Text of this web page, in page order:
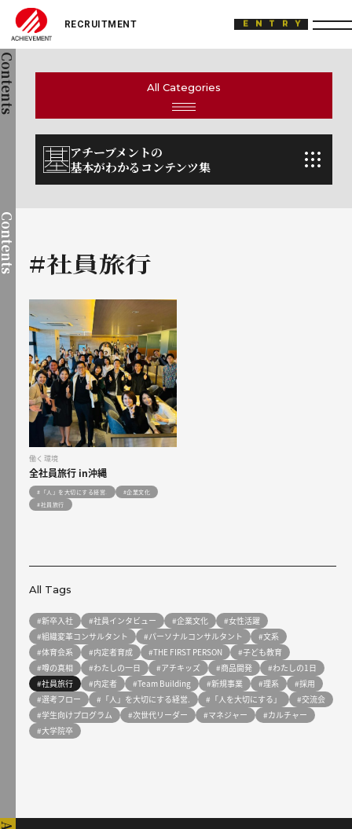
ACHIEVEMENT
All Categories
アチーブメントの
基本がわかるコンテンツ集
#社員旅行
働く環境
全社員旅行 in沖縄
#「人」を大切にする経営.
#企業文化
#社員旅行
All Tags
#新卒入社 #社員インタビュー #企業文化
#女性活躍
#組織変革コンサルタント
#パーソナルコンサルタント
#文系
#体育会系
#内定者育成 #THE FIRST PERSON
#子ども教育
#噂の真相
#わたしの一日 #アチキッズ #商品開発
#わたしの1日
#社員旅行
#内定者 #Team Building #新規事業 #理系
#採用
#選考フロー
#「人」を大切にする経営. #「人を大切にする」
#交流会
#学生向けプログラム
#次世代リーダー #マネジャー
#カルチャー
#大学院卒